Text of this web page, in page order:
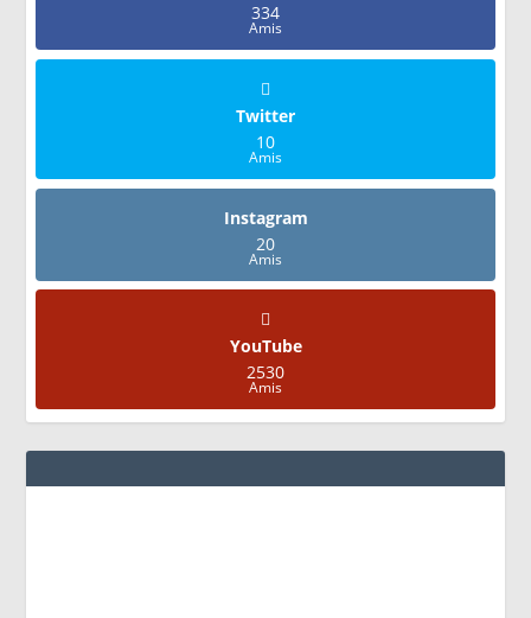
334
Amis
Twitter
10
Amis
Instagram
20
Amis
YouTube
2530
Amis